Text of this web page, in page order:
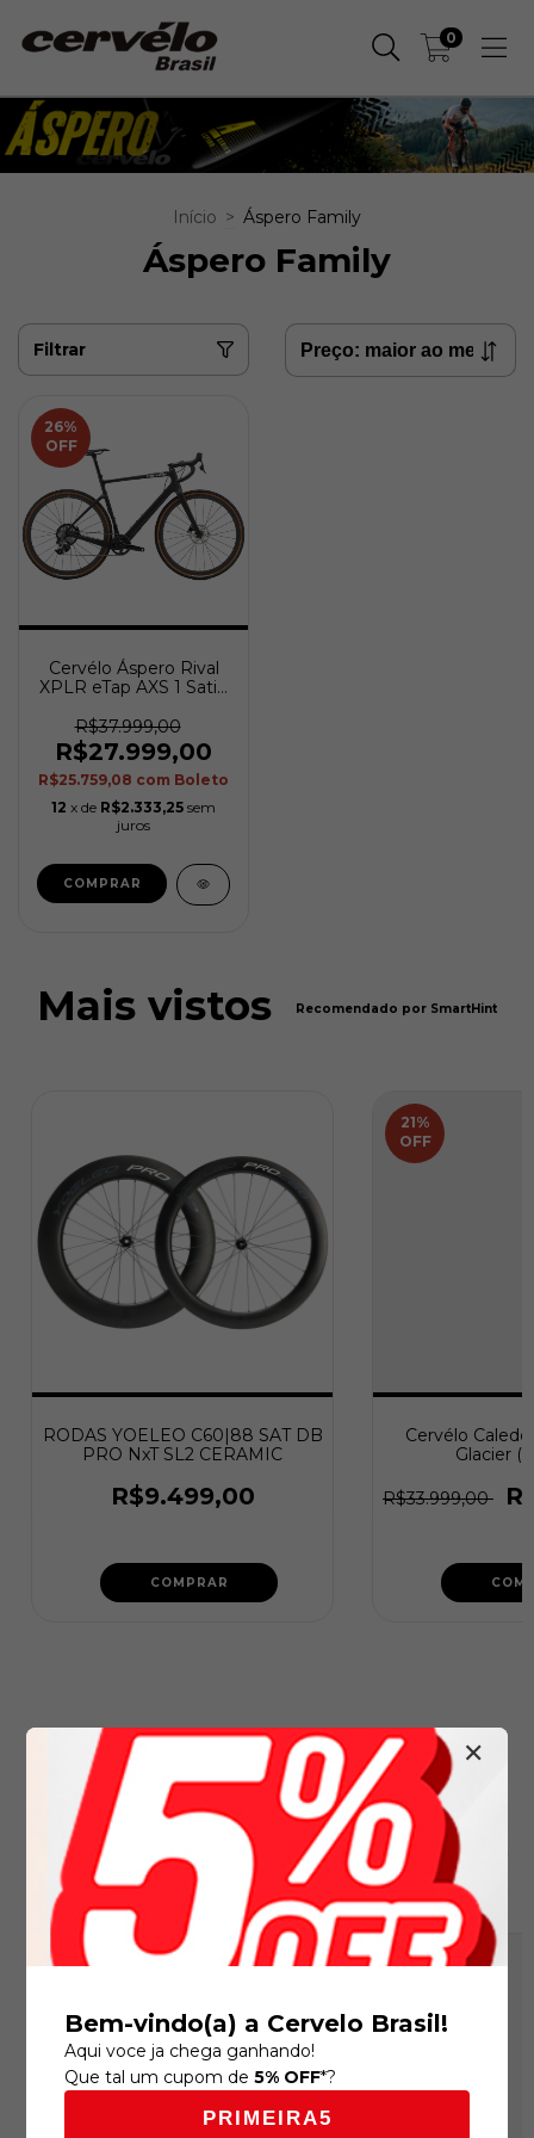
0
Início > Áspero Family
Áspero Family
Filtrar
26%
OFF
Cervélo Áspero Rival
XPLR eTap AXS 1 Satin
R$37.999,00
R$27.999,00
R$25.759,08 com Boleto
12 x de R$2.333,25 sem
juros
COMPRAR
Mais vistos Recomendado por SmartHint
RODAS YOELEO C60|88 SAT DB
PRO NxT SL2 CERAMIC
R$9.499,00
COMPRAR
21%
OFF
Cervélo
Glacier
R$33.999,00
O que outros clientes
estão vendo
Recomendado por SmartHint
13%
21%
✕
Bem-vindo(a) a Cervelo Brasil!
Aqui voce ja chega ganhando!
Que tal um cupom de5% OFF*?
PRIMEIRA5